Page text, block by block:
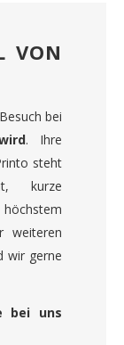
VON
bei
. Ihre
steht
kurze
weiteren
wir gerne
bei uns